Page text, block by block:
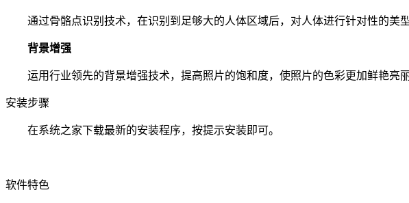
通过骨骼点识别技术，在识别到足够大的人体区域后，对人体进行针对性的美型
背景增强
运用行业领先的背景增强技术，提高照片的饱和度，使照片的色彩更加鲜艳亮丽
安装步骤
在系统之家下载最新的安装程序，按提示安装即可。
软件特色